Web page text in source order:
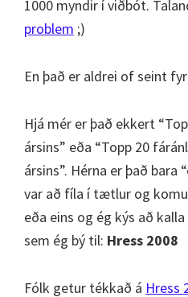
1000 myndir í viðbót.
problem ;)
En það er aldrei of seint
Hjá mér er það ekkert
ársins” eða “Topp 20
ársins”. Hérna er það bara
var að fíla í tætlur og
eða eins og ég kýs að
sem ég bý til: Hress 2008
Fólk getur tékkað á Hress